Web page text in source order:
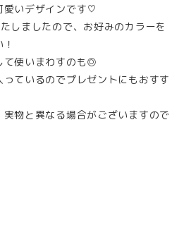
愛いデザインです♡
しましたので、お好みのカラーを
て使いまわすのも◎
ているのでプレゼントにもおすす
物と異なる場合がございますので